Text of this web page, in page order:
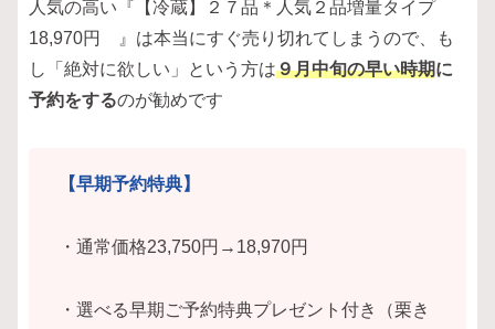
人気の高い『【冷蔵】２７品＊人気２品増量タイプ
18,970円 』は本当にすぐ売り切れてしまうので、も
し「絶対に欲しい」という方は９月中旬の早い時期に
予約をするのが勧めです
【早期予約特典】
・通常価格23,750円→18,970円
・選べる早期ご予約特典プレゼント付き（栗き